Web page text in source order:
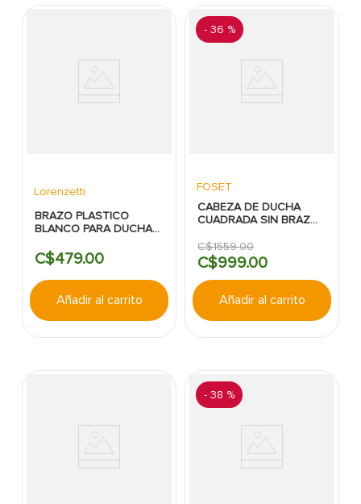
Lorenzetti
BRAZO PLASTICO
BLANCO PARA DUCHA
C$479.00
Añadir al carrito
- 36 %
FOSET
CABEZA DE DUCHA
CUADRADA SIN BRAZO
C$1559.00
C$999.00
Añadir al carrito
- 38 %